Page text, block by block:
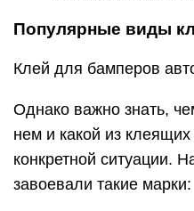
Популярные виды
Клей для бамперов
Однако важно знать,
нем и какой из
конкретной ситуации.
завоевали такие марки: